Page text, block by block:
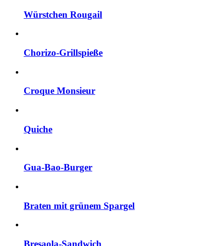
Würstchen Rougail
Chorizo-Grillspieße
Croque Monsieur
Quiche
Gua-Bao-Burger
Braten mit grünem Spargel
Bresaola-Sandwich